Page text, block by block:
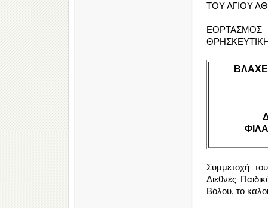
ΤΟΥ ΑΓΙΟΥ
ΕΟΡΤΑΣΜΟΣ
Συμμετοχή
Διεθνές
Βόλου, το